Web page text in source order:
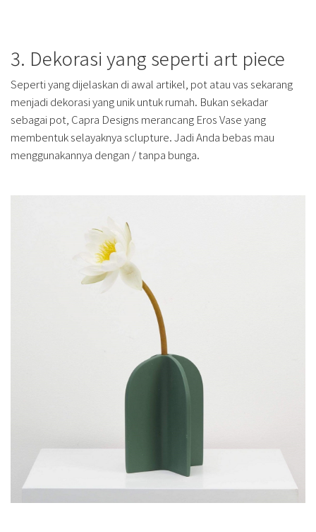
3. Dekorasi yang seperti art piece
Seperti yang dijelaskan di awal artikel, pot atau vas sekarang
menjadi dekorasi yang unik untuk rumah. Bukan sekadar
sebagai pot, Capra Designs merancang Eros Vase yang
membentuk selayaknya sclupture. Jadi Anda bebas mau
menggunakannya dengan / tanpa bunga.